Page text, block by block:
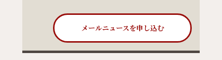
メールニュースを申し込む